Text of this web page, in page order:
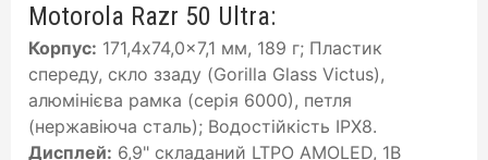
Motorola Razr 50 Ultra:
Корпус: 171,4x74,0x7,1 мм, 189 г; Пластик
спереду, скло ззаду (Gorilla Glass Victus),
алюмінієва рамка (серія 6000), петля
(нержавіюча сталь); Водостійкість IPX8.
Дисплей: 6,9" складаний LTPO AMOLED, 1B